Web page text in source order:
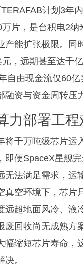
计划3年
片，是台积电2纳
产能扩张极限。同
，远期甚至达千
自由现金流仅60
融资与资金周转压
力部署工
将千万吨级芯片运
即便SpaceX星舰
无法满足需求，运
真空环境下，芯片
远超地面风冷、液
废回收尚无成熟方
幅缩短芯片寿命，
。